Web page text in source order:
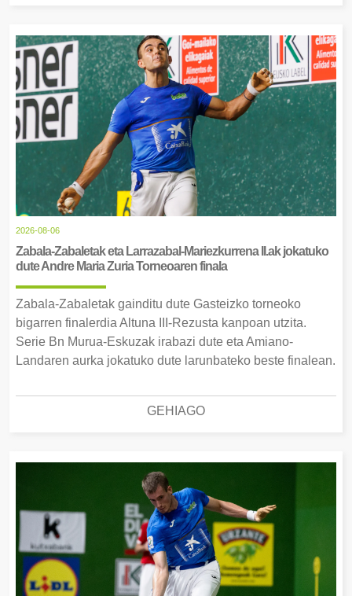
2026-08-06
Zabala-Zabaletak eta Larrazabal-Mariezkurrena II.ak jokatuko
dute Andre Maria Zuria Torneoaren finala
Zabala-Zabaletak gainditu dute Gasteizko torneoko
bigarren finalerdia Altuna III-Rezusta kanpoan utzita.
Serie Bn Murua-Eskuzak irabazi dute eta Amiano-
Landaren aurka jokatuko dute larunbateko beste finalean.
GEHIAGO